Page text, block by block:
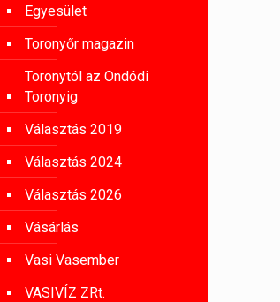
Egyesület
Toronyőr magazin
Toronytól az Ondódi
Toronyig
Választás 2019
Választás 2024
Választás 2026
Vásárlás
Vasi Vasember
VASIVÍZ ZRt.